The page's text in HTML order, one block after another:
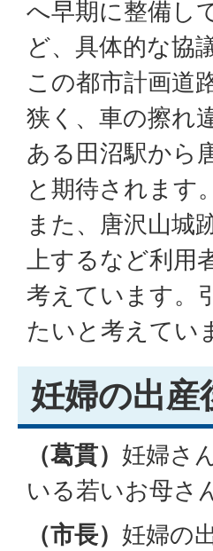
へ早期に整備し
ど、具体的な協
この都市計画道
狭く、車の擦れ
ある田沼駅から
と期待されます。
また、唐沢山城
上するなど利用
考えています。
たいと考えてい
妊婦の出
（葛貫） 妊婦さ
いる若いお母さ
（市長） 妊婦の